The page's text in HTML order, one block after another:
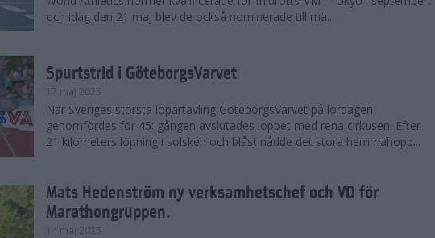
och idag den 21 maj blev de också nominerade till mä...
Spurtstrid i GöteborgsVarvet
17 maj 2025
När Sveriges största löpartävling GöteborgsVarvet på lördagen
genomfördes för 45: gången avslutades loppet med rena cirkusen. Efter
21 kilometers löpning i solsken och blåst nådde det stora hemmahopp...
Mats Hedenström ny verksamhetschef och VD för
Marathongruppen.
14 maj 2025